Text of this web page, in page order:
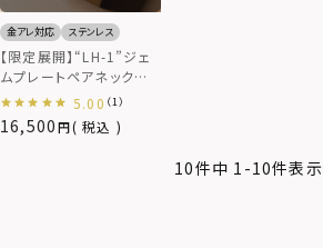
金アレ対応 ステンレス
【限定展開】“LH-1”ジェ
ムプレートペアネックレ
ス/サージカルステンレス
（金属アレルギー対応）
16,500 税込
5.00 （1）
10件中 1 -10件表示